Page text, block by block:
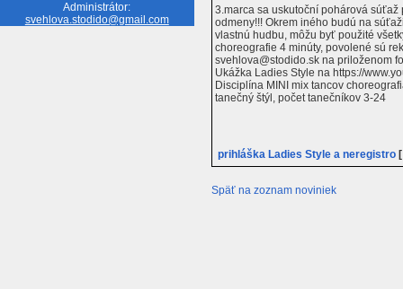
Administrátor:
svehlova.stodido@gmail.com
3.marca sa uskutoční pohárová
odmeny!!! Okrem iného budú na
vlastnú hudbu, môžu byť použité
choreografie 4 minúty, povolené sú
svehlova@stodido.sk na priloženom
Ukážka Ladies Style na https://
Disciplína MINI mix tancov
tanečný štýl, počet tanečníkov 3-24
prihláška Ladies Style a neregistro
Späť na zoznam noviniek